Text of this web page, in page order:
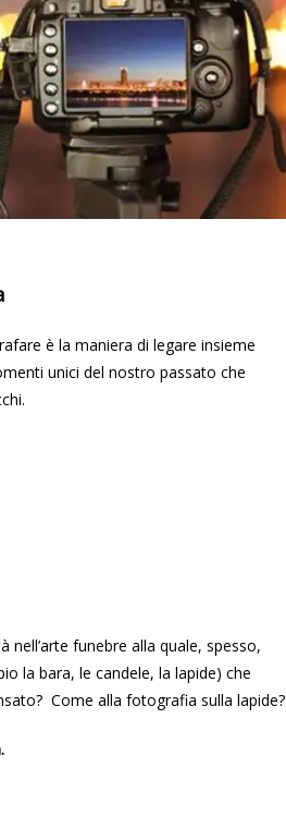
è la maniera di legare insieme
unici del nostro passato che
funebre alla quale, spesso,
la bara, le candele, la lapide) che
Come alla fotografia sulla lapide?